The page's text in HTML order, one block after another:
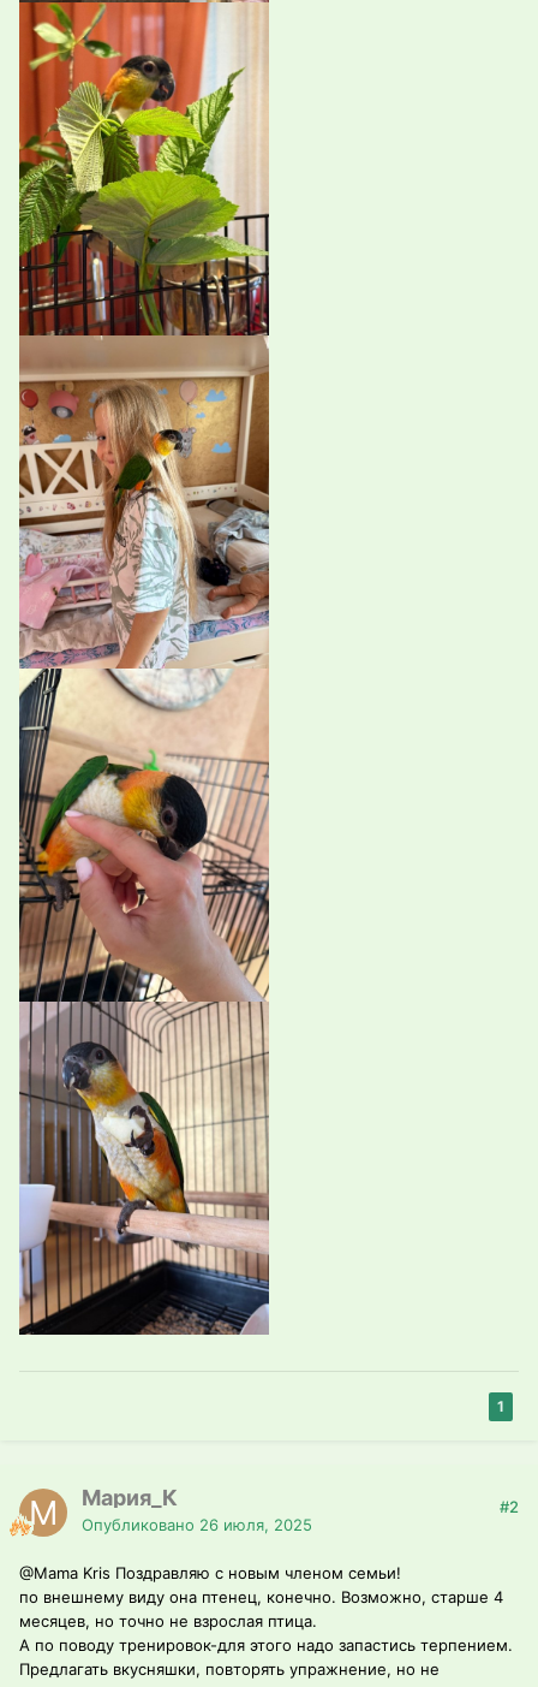
1
Мария_К
Опубликовано 26 июля, 2025
#2
@Mama Kris Поздравляю с новым членом семьи!
по внешнему виду она птенец, конечно. Возможно, старше 4
месяцев, но точно не взрослая птица.
А по поводу тренировок-для этого надо запастись терпением.
Предлагать вкусняшки, повторять упражнение, но не